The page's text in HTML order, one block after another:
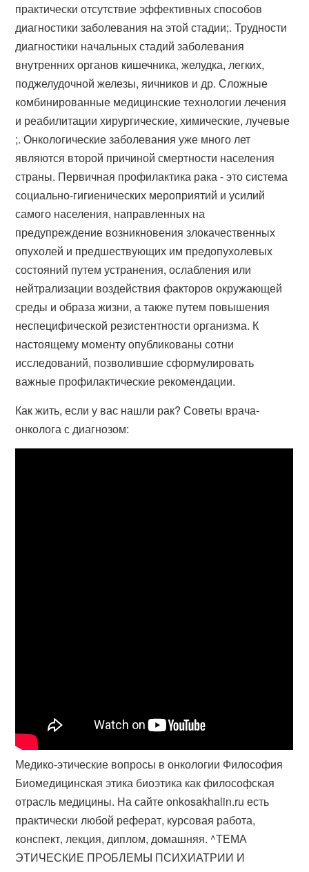
практически отсутствие эффективных способов
диагностики заболевания на этой стадии;. Трудности
диагностики начальных стадий заболевания
внутренних органов кишечника, желудка, легких,
поджелудочной железы, яичников и др. Сложные
комбинированные медицинские технологии лечения
и реабилитации хирургические, химические, лучевые
;. Онкологические заболевания уже много лет
являются второй причиной смертности населения
страны. Первичная профилактика рака - это система
социально-гигиенических мероприятий и усилий
самого населения, направленных на
предупреждение возникновения злокачественных
опухолей и предшествующих им предопухолевых
состояний путем устранения, ослабления или
нейтрализации воздействия факторов окружающей
среды и образа жизни, а также путем повышения
неспецифической резистентности организма. К
настоящему моменту опубликованы сотни
исследований, позволившие сформулировать
важные профилактические рекомендации.
Как жить, если у вас нашли рак? Советы врача-
онколога с диагнозом:
Медико-этические вопросы в онкологии Философия
Биомедицинская этика биоэтика как философская
отрасль медицины. На сайте onkosakhalin.ru есть
практически любой реферат, курсовая работа,
конспект, лекция, диплом, домашняя. ^ТЕМА
ЭТИЧЕСКИЕ ПРОБЛЕМЫ ПСИХИАТРИИ И